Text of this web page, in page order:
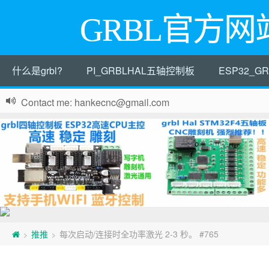
GRBL官方网
什么是grbl? PI_GRBLHAL五轴控制板
Contact me: hankecnc@gmail.com
> 推推 > 每次启动/连接时全功率激光 2-3 秒。 #765